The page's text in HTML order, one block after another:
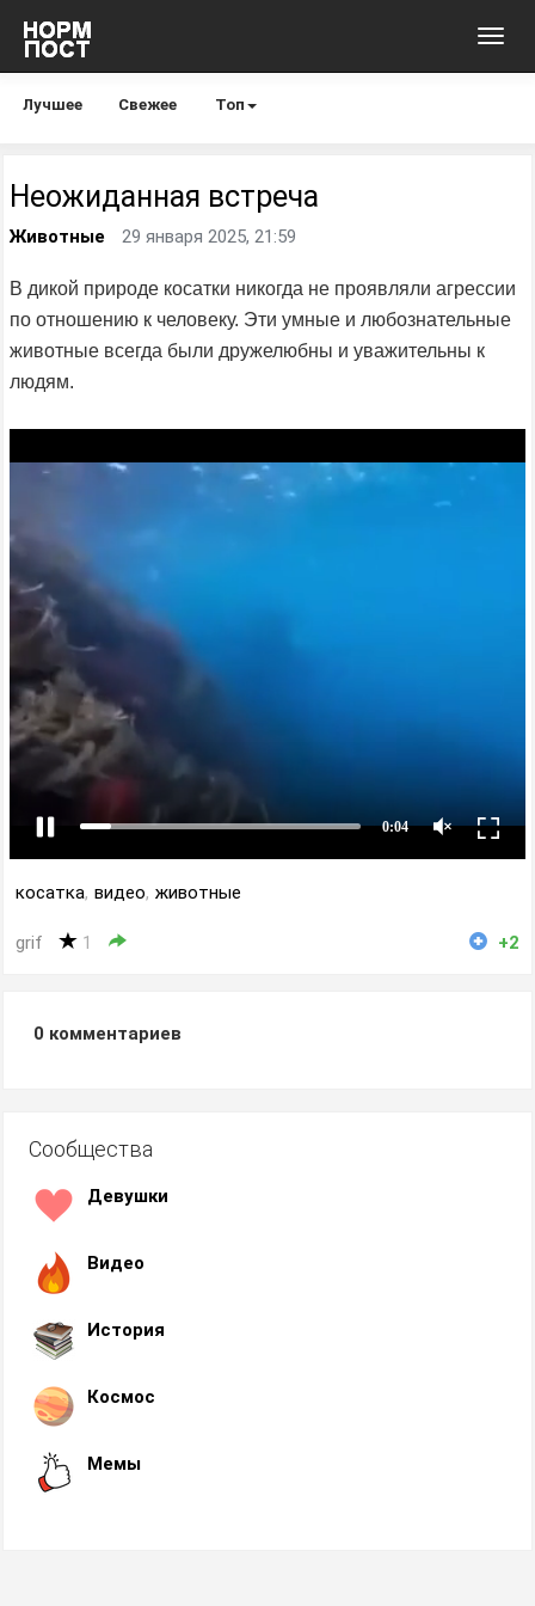
Лучшее Свежее Топ
Неожиданная встреча
Животные 29 января 2025, 21:59
В дикой природе косатки никогда не проявляли агрессии
по отношению к человеку. Эти умные и любознательные
животные всегда были дружелюбны и уважительны к
людям.
косатка, видео, животные
grif 1 +2
0 комментариев
Сообщества
Девушки
Видео
История
Космос
Мемы